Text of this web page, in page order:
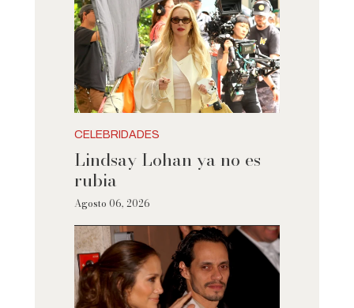
CELEBRIDADES
Lindsay Lohan ya no es
rubia
Agosto 06, 2026